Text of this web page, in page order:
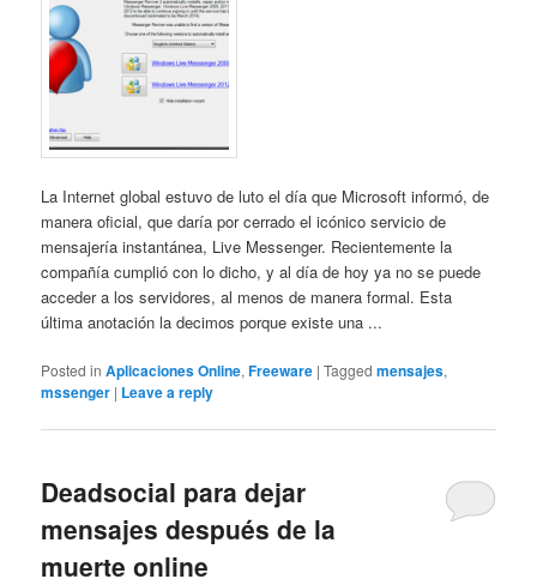
La Internet global estuvo de luto el día que Microsoft informó, de
manera oficial, que daría por cerrado el icónico servicio de
mensajería instantánea, Live Messenger. Recientemente la
compañía cumplió con lo dicho, y al día de hoy ya no se puede
acceder a los servidores, al menos de manera formal. Esta
última anotación la decimos porque existe una ...
Posted in Aplicaciones Online,Freeware |Tagged mensajes,
mssenger | Leave a reply
Deadsocial para dejar
mensajes después de la
muerte online